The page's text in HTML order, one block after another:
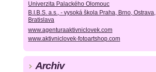
Univerzita Palackého Olomouc
B.I.B.S. a.s., - vysoká škola Praha, Brno, Ostrava,
Bratislava
www.agenturaaktivniclovek.com
www.aktivniclovek-fotoartshop.com
Archiv